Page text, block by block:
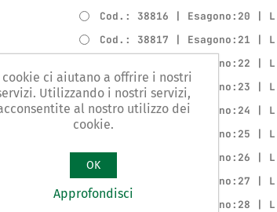
Cod.: 38816 | Esagono:20 |
Cod.: 38817 | Esagono:21 |
Cod.: 38818 | Esagono:22 |
Cod.: 38819 | Esagono:23 |
Cod.: 38820 | Esagono:24 |
Cod.: 38821 | Esagono:25 |
Cod.: 38822 | Esagono:26 |
Cod.: 38823 | Esagono:27 |
Cod.: 38824 | Esagono:28 |
cookie ci aiutano a offrire i nostri
Utilizzando i nostri servizi,
al nostro utilizzo dei
cookie.
OK
Approfondisci